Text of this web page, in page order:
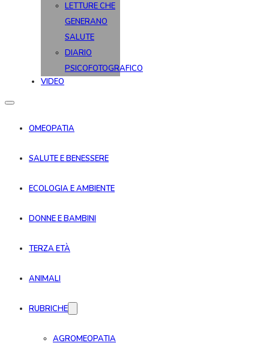
LETTURE CHE
GENERANO
SALUTE
DIARIO
PSICOFOTOGRAFICO
VIDEO
OMEOPATIA
SALUTE E BENESSERE
ECOLOGIA E AMBIENTE
DONNE E BAMBINI
TERZA ETÀ
ANIMALI
RUBRICHE
AGROMEOPATIA